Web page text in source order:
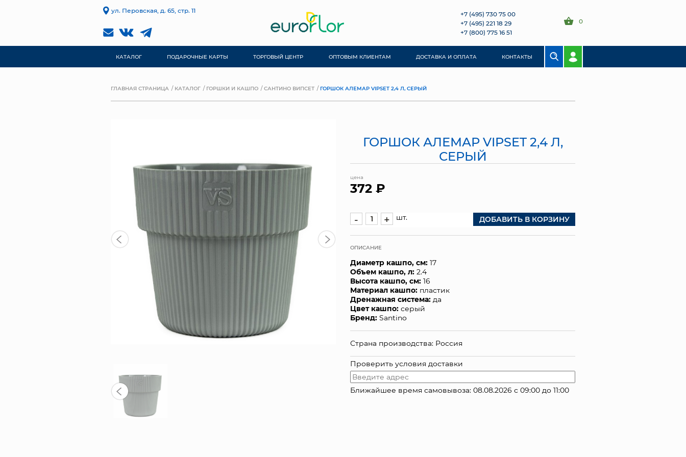
ул. Перовская, д. 65, стр. 11
+7 (495) 730 75 00
+7 (495) 221 18 29
+7 (800) 775 16 51
0
КАТАЛОГ ПОДАРОЧНЫЕ КАРТЫ ТОРГОВЫЙ ЦЕНТР ОПТОВЫМ КЛИЕНТАМ ДОСТАВКА И ОПЛАТА КОНТАКТЫ
ГЛАВНАЯ СТРАНИЦА КАТАЛОГ ГОРШКИ И КАШПО САНТИНО ВИПСЕТ ГОРШОК АЛЕМАР VIPSET 2,4 Л, СЕРЫЙ
ГОРШОК АЛЕМАР VIPSET 2,4 Л,
СЕРЫЙ
цена
372 ₽
- + шт. ДОБАВИТЬ В КОРЗИНУ
ОПИСАНИЕ
Диаметр кашпо, см: 17
Объем кашпо, л: 2.4
Высота кашпо, см: 16
Материал кашпо: пластик
Дренажная система: да
Цвет кашпо: серый
Бренд: Santino
Страна производства: Россия
Проверить условия доставки
Ближайшее время самовывоза: 08.08.2026 с 09:00 до 11:00